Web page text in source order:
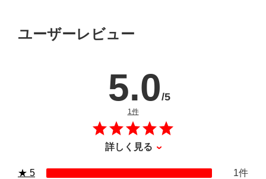
ユーザーレビュー
1件のレビュー
5.0/5
詳しく見る
★ 5
1件